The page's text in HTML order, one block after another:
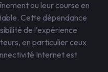
ou leur course en
Cette dépendance
de l’expérience
en particulier ceux
Internet est